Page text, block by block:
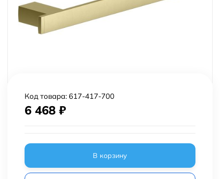
Код товара: 617-417-700
6 468 ₽
В корзину